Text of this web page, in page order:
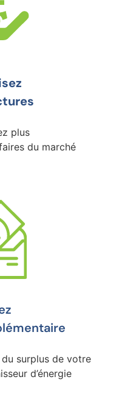
plus
du marché
surplus de votre
d’énergie